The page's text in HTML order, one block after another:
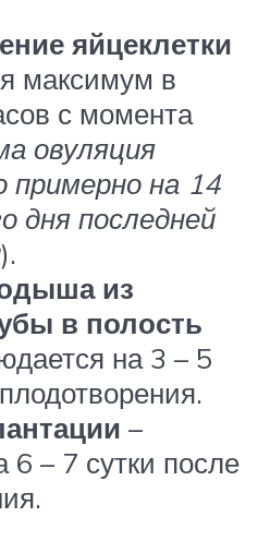
яйцеклетки
максимум в
с момента
овуляция
на 14
дня последней
).
из
в полость
на 3 – 5
–
6 – 7 сутки после